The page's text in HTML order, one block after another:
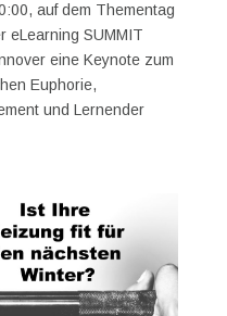
auf dem Thementag
eLearning SUMMIT
eine Keynote zum
Euphorie,
und Lernender